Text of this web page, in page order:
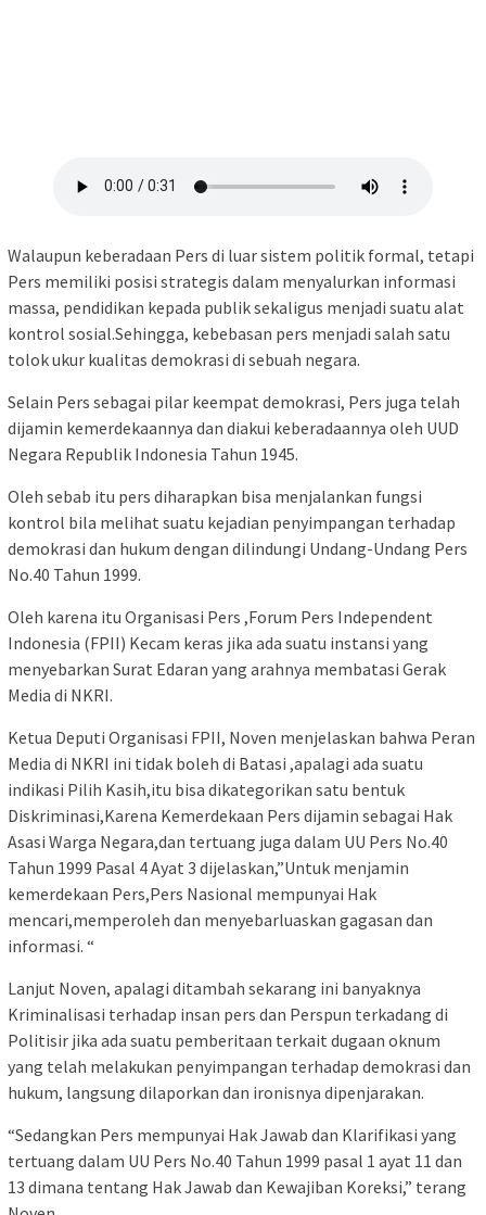
Walaupun keberadaan Pers di luar sistem politik formal, tetapi
Pers memiliki posisi strategis dalam menyalurkan informasi
massa, pendidikan kepada publik sekaligus menjadi suatu alat
kontrol sosial.Sehingga, kebebasan pers menjadi salah satu
tolok ukur kualitas demokrasi di sebuah negara.
Selain Pers sebagai pilar keempat demokrasi, Pers juga telah
dijamin kemerdekaannya dan diakui keberadaannya oleh UUD
Negara Republik Indonesia Tahun 1945.
Oleh sebab itu pers diharapkan bisa menjalankan fungsi
kontrol bila melihat suatu kejadian penyimpangan terhadap
demokrasi dan hukum dengan dilindungi Undang-Undang Pers
No.40 Tahun 1999.
Oleh karena itu Organisasi Pers ,Forum Pers Independent
Indonesia (FPII) Kecam keras jika ada suatu instansi yang
menyebarkan Surat Edaran yang arahnya membatasi Gerak
Media di NKRI.
Ketua Deputi Organisasi FPII, Noven menjelaskan bahwa Peran
Media di NKRI ini tidak boleh di Batasi ,apalagi ada suatu
indikasi Pilih Kasih,itu bisa dikategorikan satu bentuk
Diskriminasi,Karena Kemerdekaan Pers dijamin sebagai Hak
Asasi Warga Negara,dan tertuang juga dalam UU Pers No.40
Tahun 1999 Pasal 4 Ayat 3 dijelaskan,”Untuk menjamin
kemerdekaan Pers,Pers Nasional mempunyai Hak
mencari,memperoleh dan menyebarluaskan gagasan dan
informasi. “
Lanjut Noven, apalagi ditambah sekarang ini banyaknya
Kriminalisasi terhadap insan pers dan Perspun terkadang di
Politisir jika ada suatu pemberitaan terkait dugaan oknum
yang telah melakukan penyimpangan terhadap demokrasi dan
hukum, langsung dilaporkan dan ironisnya dipenjarakan.
“Sedangkan Pers mempunyai Hak Jawab dan Klarifikasi yang
tertuang dalam UU Pers No.40 Tahun 1999 pasal 1 ayat 11 dan
13 dimana tentang Hak Jawab dan Kewajiban Koreksi,” terang